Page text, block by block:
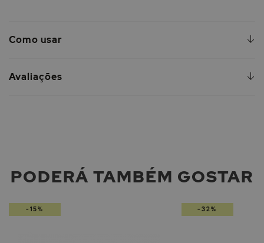
Como usar
Avaliações
PODERÁ TAMBÉM GOSTAR
-15% -32%